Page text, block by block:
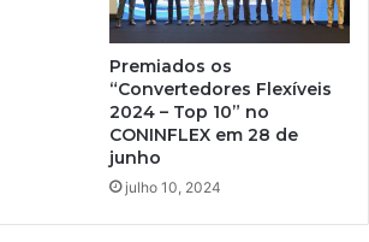
Premiados os
“Convertedores Flexíveis
2024 – Top 10” no
CONINFLEX em 28 de
junho
julho 10, 2024